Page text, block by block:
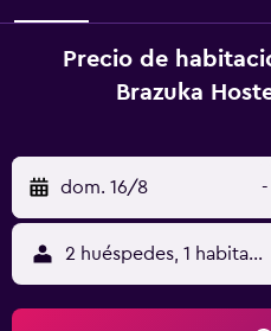
Precio de
Brazuka
dom. 16/8 -
2 huéspedes, 1